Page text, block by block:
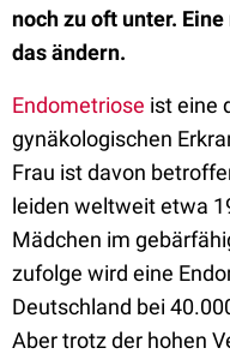
noch zu oft unter.
das ändern.
Endometriose ist eine
gynäkologischen
Frau ist davon
leiden weltweit etwa
Mädchen im
zufolge wird eine
Deutschland bei
Aber trotz der hohen